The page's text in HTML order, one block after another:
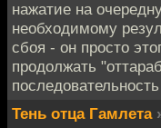
нажатие на
необходимому
сбоя - он просто
продолжать
Тень отца Гамлета